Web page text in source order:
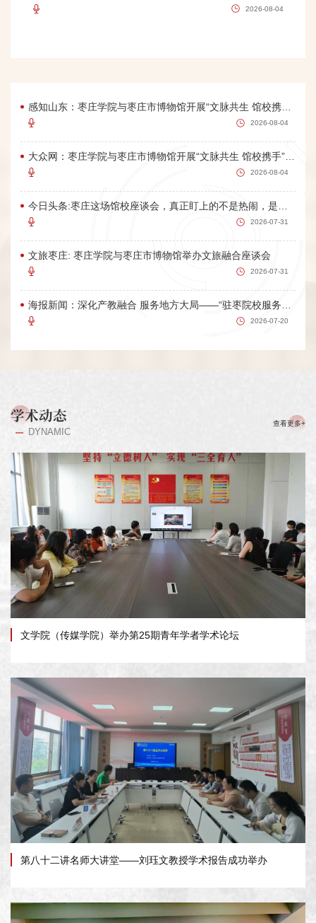
2026-08-04
感知山东：枣庄学院与枣庄市博物馆开展“文脉共生 馆校携手”专题座谈会
2026-08-04
大众网：枣庄学院与枣庄市博物馆开展“文脉共生 馆校携手”专题座谈
2026-08-04
2026-07-31
文旅枣庄: 枣庄学院与枣庄市博物馆举办文旅融合座谈会
2026-07-31
2026-07-20
学术动态
DYNAMIC
查看更多+
文学院（传媒学院）举办第25期青年学者学术论坛
第八十二讲名师大讲堂——刘珏文教授学术报告成功举办